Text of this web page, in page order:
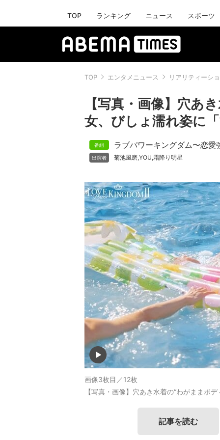
TOP ランキング ニュース スポーツ
TOP エンタメニュース リアリティーシ
【写真・画像】穴あ
女、びしょ濡れ姿に
ラブパワーキングダム〜恋愛
菊池風磨,YOU,霜降り明星
画像3枚目／12枚
【写真・画像】穴あき水着の“わがまま
記事を読む